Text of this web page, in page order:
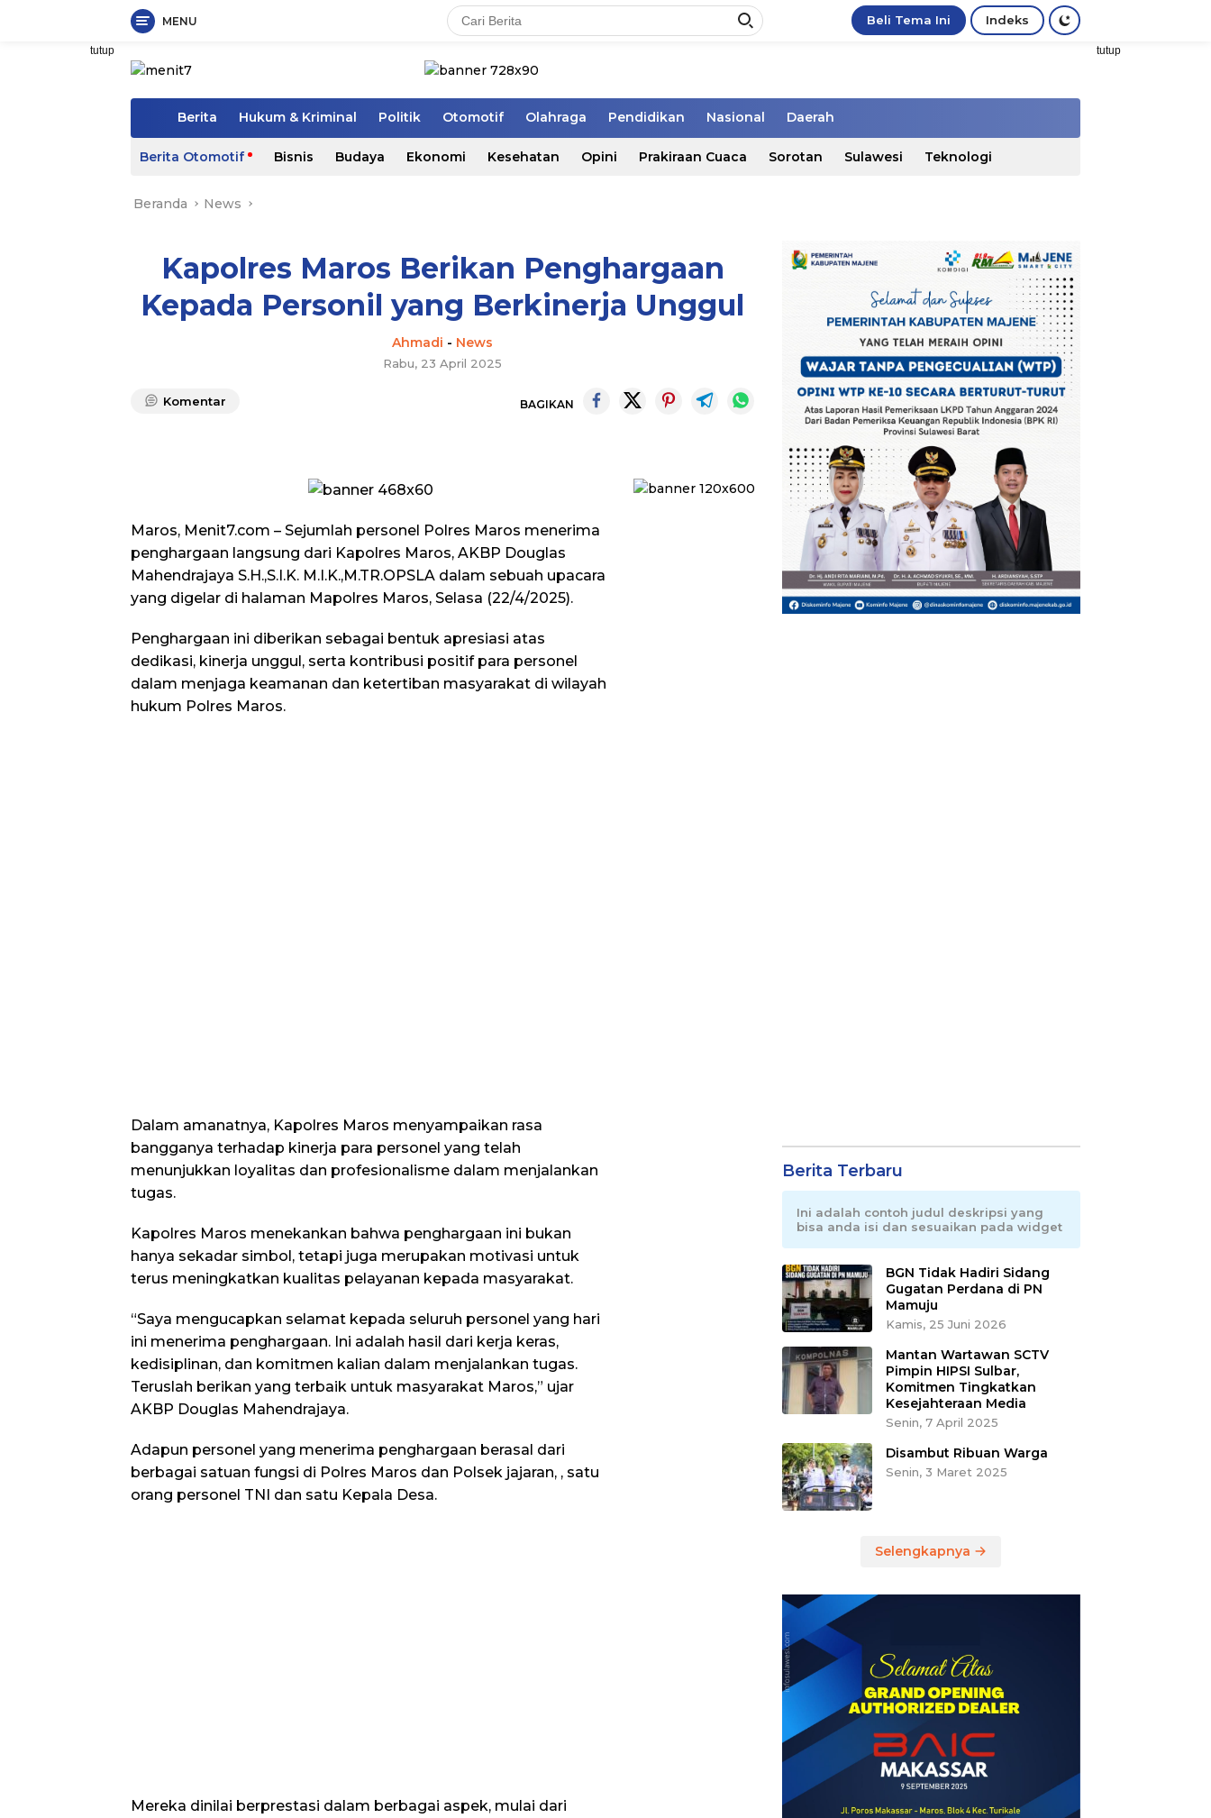
MENU Beli Tema Ini Indeks
tutup tutup
m
e
Berita Hukum & Kriminal Politik Otomotif Olahraga Pendidikan Nasional Daerah
Berita Otomotif Bisnis Budaya Ekonomi Kesehatan Opini Prakiraan Cuaca Sorotan Sulawesi Teknologi
Beranda News
Kapolres Maros Berikan Penghargaan
Kepada Personil yang Berkinerja Unggul
Ahmadi - News
Rabu, 23 April 2025
Komentar BAGIKAN
Maros, Menit7.com – Sejumlah personel Polres Maros menerima
penghargaan langsung dari Kapolres Maros, AKBP Douglas
Mahendrajaya S.H.,S.I.K. M.I.K.,M.TR.OPSLA dalam sebuah upacara
yang digelar di halaman Mapolres Maros, Selasa (22/4/2025).
Penghargaan ini diberikan sebagai bentuk apresiasi atas
dedikasi, kinerja unggul, serta kontribusi positif para personel
dalam menjaga keamanan dan ketertiban masyarakat di wilayah
hukum Polres Maros.
Dalam amanatnya, Kapolres Maros menyampaikan rasa
bangganya terhadap kinerja para personel yang telah
menunjukkan loyalitas dan profesionalisme dalam menjalankan
tugas.
Kapolres Maros menekankan bahwa penghargaan ini bukan
hanya sekadar simbol, tetapi juga merupakan motivasi untuk
terus meningkatkan kualitas pelayanan kepada masyarakat.
“Saya mengucapkan selamat kepada seluruh personel yang hari
ini menerima penghargaan. Ini adalah hasil dari kerja keras,
kedisiplinan, dan komitmen kalian dalam menjalankan tugas.
Teruslah berikan yang terbaik untuk masyarakat Maros,” ujar
AKBP Douglas Mahendrajaya.
Adapun personel yang menerima penghargaan berasal dari
berbagai satuan fungsi di Polres Maros dan Polsek jajaran, , satu
orang personel TNI dan satu Kepala Desa.
Mereka dinilai berprestasi dalam berbagai aspek, mulai dari
Berita Terbaru
Ini adalah contoh judul deskripsi yang
bisa anda isi dan sesuaikan pada widget
BGN Tidak Hadiri Sidang
Gugatan Perdana di PN
Mamuju
Kamis, 25 Juni 2026
Mantan Wartawan SCTV
Pimpin HIPSI Sulbar,
Komitmen Tingkatkan
Kesejahteraan Media
Senin, 7 April 2025
Disambut Ribuan Warga
Senin, 3 Maret 2025
Selengkapnya